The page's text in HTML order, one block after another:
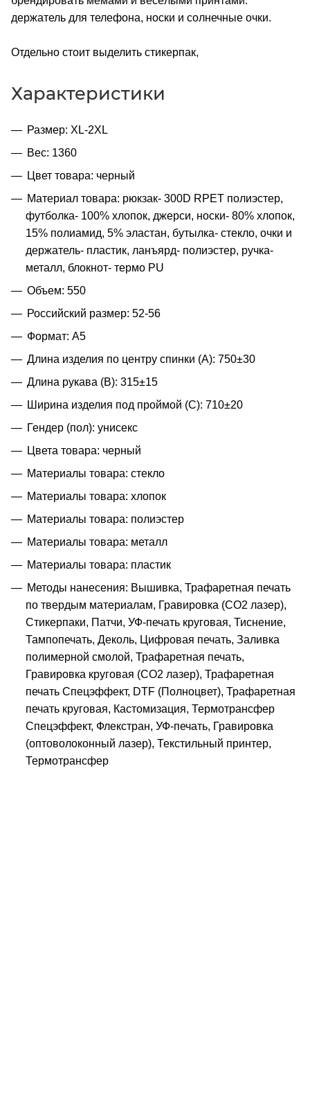
держатель для телефона, носки и солнечные очки.
Отдельно стоит выделить стикерпак,
Характеристики
Размер: XL-2XL
Вес: 1360
Цвет товара: черный
Материал товара: рюкзак- 300D RPET полиэстер,
футболка- 100% хлопок, джерси, носки- 80% хлопок,
15% полиамид, 5% эластан, бутылка- стекло, очки и
держатель- пластик, ланъярд- полиэстер, ручка-
металл, блокнот- термо PU
Объем: 550
Российский размер: 52-56
Формат: A5
Длина изделия по центру спинки (A): 750±30
Длина рукава (B): 315±15
Ширина изделия под проймой (С): 710±20
Гендер (пол): унисекс
Цвета товара: черный
Материалы товара: стекло
Материалы товара: хлопок
Материалы товара: полиэстер
Материалы товара: металл
Материалы товара: пластик
Методы нанесения: Вышивка, Трафаретная печать
по твердым материалам, Гравировка (CO2 лазер),
Стикерпаки, Патчи, УФ-печать круговая, Тиснение,
Тампопечать, Деколь, Цифровая печать, Заливка
полимерной смолой, Трафаретная печать,
Гравировка круговая (CO2 лазер), Трафаретная
печать Спецэффект, DTF (Полноцвет), Трафаретная
печать круговая, Кастомизация, Термотрансфер
Спецэффект, Флекстран, УФ-печать, Гравировка
(оптоволоконный лазер), Текстильный принтер,
Термотрансфер